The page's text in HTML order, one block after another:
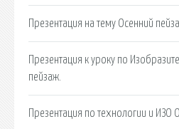
Презентация на тему Осенний
Презентация к уроку по
пейзаж.
Презентация по технологии и ИЗО